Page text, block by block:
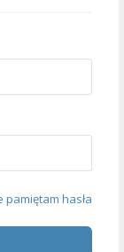
pamiętam hasła